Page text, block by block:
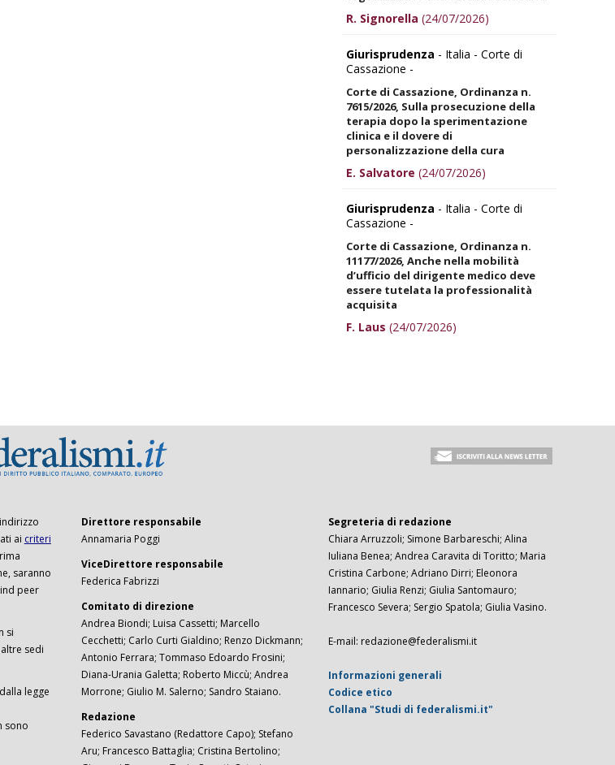
R. Signorella (24/07/2026)
Giurisprudenza - Italia - Corte di
Cassazione -
Corte di Cassazione, Ordinanza n.
7615/2026, Sulla prosecuzione della
terapia dopo la sperimentazione
clinica e il dovere di
personalizzazione della cura
E. Salvatore (24/07/2026)
Giurisprudenza - Italia - Corte di
Cassazione -
Corte di Cassazione, Ordinanza n.
11177/2026, Anche nella mobilità
d’ufficio del dirigente medico deve
essere tutelata la professionalità
acquisita
F. Laus (24/07/2026)
ai criteri
saranno
peer
si
sedi
legge
sono
Direttore responsabile
Annamaria Poggi
ViceDirettore responsabile
Federica Fabrizzi
Comitato di direzione
Andrea Biondi; Luisa Cassetti; Marcello
Cecchetti; Carlo Curti Gialdino; Renzo Dickmann;
Antonio Ferrara; Tommaso Edoardo Frosini;
Diana-Urania Galetta; Roberto Miccù; Andrea
Morrone; Giulio M. Salerno; Sandro Staiano.
Redazione
Federico Savastano (Redattore Capo); Stefano
Aru; Francesco Battaglia; Cristina Bertolino;
Segreteria di redazione
Chiara Arruzzoli; Simone Barbareschi; Alina
Iuliana Benea; Andrea Caravita di Toritto; Maria
Cristina Carbone; Adriano Dirri; Eleonora
Iannario; Giulia Renzi; Giulia Santomauro;
Francesco Severa; Sergio Spatola; Giulia Vasino.
E-mail: redazione@federalismi.it
Informazioni generali
Codice etico
Collana "Studi di federalismi.it"